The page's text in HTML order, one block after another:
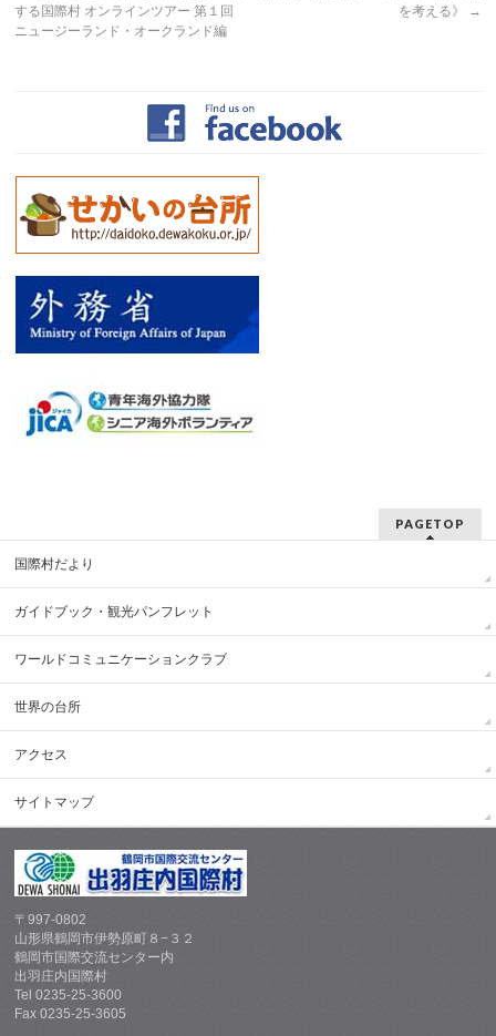
する国際村 オンラインツアー 第１回
ニュージーランド・オークランド編
を考える》
→
PAGETOP
国際村だより
ガイドブック・観光パンフレット
ワールドコミュニケーションクラブ
世界の台所
アクセス
サイトマップ
〒997-0802
山形県鶴岡市伊勢原町８−３２
鶴岡市国際交流センター内
出羽庄内国際村
Tel 0235-25-3600
Fax 0235-25-3605